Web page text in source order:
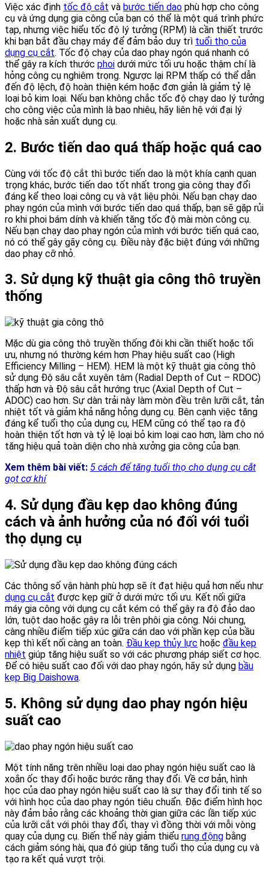
Việc xác định tốc độ cắt và bước tiến dao phù hợp cho công
cụ và ứng dụng gia công của bạn có thể là một quá trình phức
tạp, nhưng việc hiểu tốc độ lý tưởng (RPM) là cần thiết trước
khi bạn bắt đầu chạy máy để đảm bảo duy trì tuổi thọ của
dụng cụ cắt. Tốc độ chạy của dao phay ngón quá nhanh có
thể gây ra kích thước phoi dưới mức tối ưu hoặc thậm chí là
hỏng công cụ nghiêm trọng. Ngược lại RPM thấp có thể dẫn
đến độ lệch, độ hoàn thiện kém hoặc đơn giản là giảm tỷ lệ
loại bỏ kim loại. Nếu bạn không chắc tốc độ chạy dao lý tưởng
cho công việc của mình là bao nhiêu, hãy liên hệ với đại lý
hoặc nhà sản xuất dụng cụ.
2. Bước tiến dao quá thấp hoặc quá cao
Cùng với tốc độ cắt thì bước tiến dao là một khía cạnh quan
trọng khác, bước tiến dao tốt nhất trong gia công thay đổi
đáng kể theo loại công cụ và vật liệu phôi. Nếu bạn chạy dao
phay ngón của mình với bước tiến dao quá thấp, bạn sẽ gặp rủi
ro khi phoi bám dính và khiến tăng tốc độ mài mòn công cụ.
Nếu bạn chạy dao phay ngón của mình với bước tiến quá cao,
nó có thể gây gãy công cụ. Điều này đặc biệt đúng với những
dao phay cỡ nhỏ.
3. Sử dụng kỹ thuật gia công thô truyền
thống
Mặc dù gia công thô truyền thống đôi khi cần thiết hoặc tối
ưu, nhưng nó thường kém hơn Phay hiệu suất cao (High
Efficiency Milling – HEM). HEM là một kỹ thuật gia công thô
sử dụng Độ sâu cắt xuyên tâm (Radial Depth of Cut – RDOC)
thấp hơn và Độ sâu cắt hướng trục (Axial Depth of Cut –
ADOC) cao hơn. Sự dàn trải này làm mòn đều trên lưỡi cắt, tản
nhiệt tốt và giảm khả năng hỏng dụng cụ. Bên cạnh việc tăng
đáng kể tuổi thọ của dụng cụ, HEM cũng có thể tạo ra độ
hoàn thiện tốt hơn và tỷ lệ loại bỏ kim loại cao hơn, làm cho nó
tăng hiệu quả toàn diện cho nhà xưởng gia công của bạn.
Xem thêm bài viết: 5 cách để tăng tuổi thọ cho dụng cụ cắt
gọt cơ khí
4. Sử dụng đầu kẹp dao không đúng
cách và ảnh hưởng của nó đối với tuổi
thọ dụng cụ
Các thông số vận hành phù hợp sẽ ít đạt hiệu quả hơn nếu như
dụng cụ cắt được kẹp giữ ở dưới mức tối ưu. Kết nối giữa
máy gia công với dụng cụ cắt kém có thể gây ra độ đảo dao
lớn, tuột dao hoặc gây ra lỗi trên phôi gia công. Nói chung,
càng nhiều điểm tiếp xúc giữa cán dao với phần kẹp của bầu
kẹp thì kết nối càng an toàn. Đầu kẹp thủy lực hoặc đầu kẹp
nhiệt giúp tăng hiệu suất so với các phương pháp siết cơ học.
Để có hiệu suất cao đối với dao phay ngón, hãy sử dụng bầu
kẹp Big Daishowa.
5. Không sử dụng dao phay ngón hiệu
suất cao
Một tính năng trên nhiều loại dao phay ngón hiệu suất cao là
xoắn ốc thay đổi hoặc bước răng thay đổi. Về cơ bản, hình
học của dao phay ngón hiệu suất cao là sự thay đổi tinh tế so
với hình học của dao phay ngón tiêu chuẩn. Đặc điểm hình học
này đảm bảo rằng các khoảng thời gian giữa các lần tiếp xúc
của lưỡi cắt với phôi thay đổi, thay vì đồng thời với mỗi vòng
quay của dụng cụ. Biến thể này giảm thiểu rung động bằng
cách giảm sóng hài, qua đó giúp tăng tuổi thọ của dụng cụ và
tạo ra kết quả vượt trội.